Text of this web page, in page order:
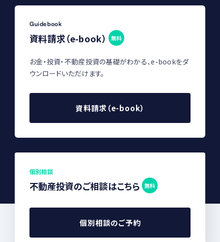
Guidebook
資料請求（e-book） 無料
お金・投資・不動産投資の基礎がわかる、e-bookをダ
ウンロードいただけます。
資料請求（e-book）
個別相談
不動産投資のご相談はこちら 無料
個別相談のご予約